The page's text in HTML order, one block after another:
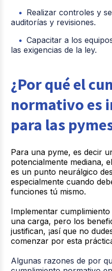
Realizar controles y
auditorías y revisiones.
Capacitar a los
las exigencias de la ley.
¿Por qué el
normativo es
para las
Para una pyme, es decir
potencialmente mediana,
es un punto neurálgico
especialmente cuando
funciones tú mismo.
Implementar
una carga, pero los
justifican, ¡así que no
comenzar por esta
Algunas razones de por